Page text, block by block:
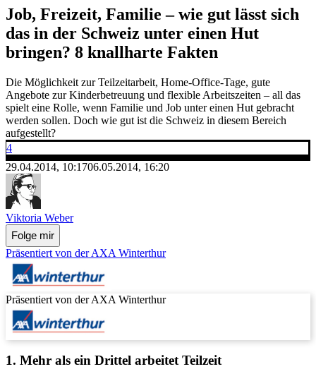
Job, Freizeit, Familie – wie gut lässt sich
das in der Schweiz unter einen Hut
bringen? 8 knallharte Fakten
Die Möglichkeit zur Teilzeitarbeit, Home-Office-Tage, gute
Angebote zur Kinderbetreuung und flexible Arbeitszeiten – all das
spielt eine Rolle, wenn Familie und Job unter einen Hut gebracht
werden sollen. Doch wie gut ist die Schweiz in diesem Bereich
aufgestellt?
4
29.04.2014, 10:1706.05.2014, 16:20
Viktoria Weber
Folge mir
Präsentiert von der AXA Winterthur
Präsentiert von der AXA Winterthur
1. Mehr als ein Drittel arbeitet Teilzeit